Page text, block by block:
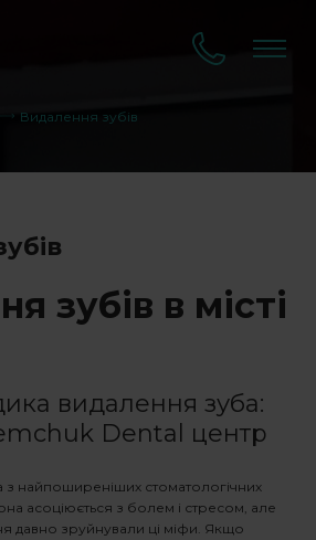
Видалення зубів
зубів в місті
видалення зуба:
Dental центр
найпоширеніших стоматологічних
асоціюється з болем і стресом, але
давно зруйнували ці міфи. Якщо